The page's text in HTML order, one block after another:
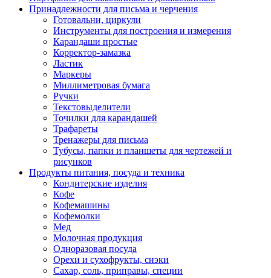
Принадлежности для письма и черчения
Готовальни, циркули
Инструменты для построения и измерения
Карандаши простые
Корректор-замазка
Ластик
Маркеры
Миллиметровая бумага
Ручки
Текстовыделители
Точилки для карандашей
Трафареты
Тренажеры для письма
Тубусы, папки и планшеты для чертежей и
рисунков
Продукты питания, посуда и техника
Кондитерские изделия
Кофе
Кофемашины
Кофемолки
Мед
Молочная продукция
Одноразовая посуда
Орехи и сухофрукты, снэки
Сахар, соль, приправы, специи